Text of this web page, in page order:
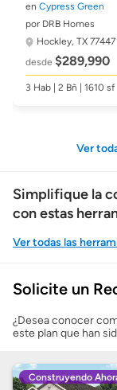
en Cypress Green
por DRB Homes
Hockley, TX 77447
desde $289,990
3 Hab | 2 Bñ | 1610 sf
Ver
Simplifique la
con estas
Solicite un
¿Desea conocer
este plan que han
Construyendo